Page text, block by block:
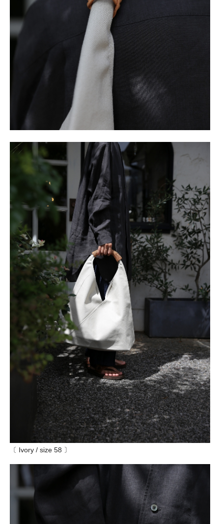
〔 Ivory / size 58 〕